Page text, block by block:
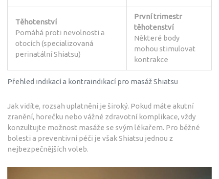
Přehled indikací a kontraindikací pro masáž Shiatsu
Těhotenství
Pomáhá proti nevolnosti a
otocích (specializovaná
perinatální Shiatsu)
První trimestr
těhotenství
Některé body
mohou stimulovat
kontrakce
Jak vidíte, rozsah uplatnění je široký. Pokud máte akutní
zranění, horečku nebo vážné zdravotní komplikace, vždy
konzultujte možnost masáže se svým lékařem. Pro běžné
bolesti a preventivní péči je však Shiatsu jednou z
nejbezpečnějších voleb.